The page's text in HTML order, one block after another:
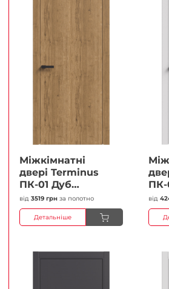
Міжкімнатні
двері Terminus
ПК-01 Дуб
античний Глухі
Плівка
від 3519 грн за полотно
Детальніше
ПК-
від